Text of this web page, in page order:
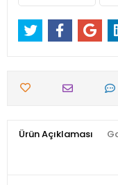
Ürün Açıklaması